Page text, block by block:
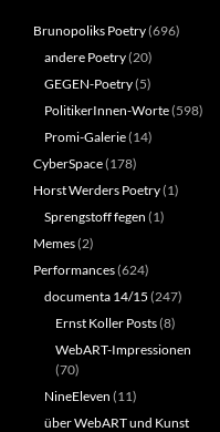
Brunopoliks Poetry(696)
andere Poetry(20)
GEGEN-Poetry(5)
PolitikerInnen-Worte(598)
Promi-Galerie(14)
CyberSpace(178)
Horst Werders Poetry(1)
Sprengstoff fegen (1)
Memes(2)
Performances(624)
documenta 14/15 (247)
Ernst Koller Posts(8)
WebART-Impressionen
(70)
NineEleven (11)
über WebART und Kunst